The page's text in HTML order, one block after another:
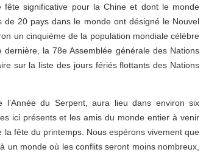
significative pour la Chine et dont le monde
de 20 pays dans le monde ont désigné le Nouvel
un cinquième de la population mondiale célèbre
dernière, la 78e Assemblée générale des Nations
sur la liste des jours fériés flottants des Nations
du Serpent, aura lieu dans environ six
ici présents et les amis du monde entier à venir
fête du printemps. Nous espérons vivement que
un monde où les conflits seront moins nombreux,